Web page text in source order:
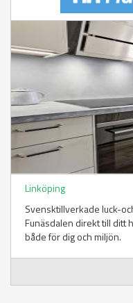
Linköping
Svensktillverkade luck-
Funäsdalen direkt till ditt
både för dig och miljön.